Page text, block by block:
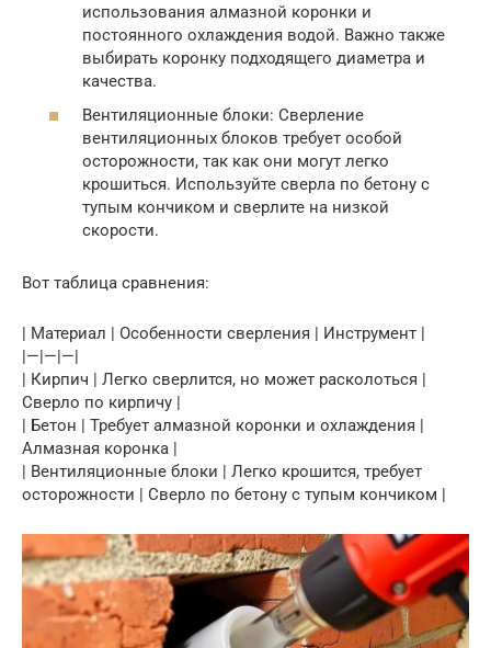
использования алмазной коронки и
постоянного охлаждения водой. Важно также
выбирать коронку подходящего диаметра и
качества.
Вентиляционные блоки: Сверление
вентиляционных блоков требует особой
осторожности, так как они могут легко
крошиться. Используйте сверла по бетону с
тупым кончиком и сверлите на низкой
скорости.
Вот таблица сравнения:
| Материал | Особенности сверления | Инструмент |
|—|—|—|
| Кирпич | Легко сверлится, но может расколоться |
Сверло по кирпичу |
| Бетон | Требует алмазной коронки и охлаждения |
Алмазная коронка |
| Вентиляционные блоки | Легко крошится, требует
осторожности | Сверло по бетону с тупым кончиком |